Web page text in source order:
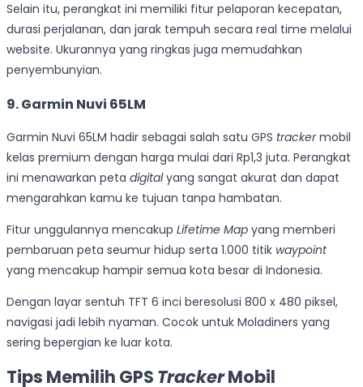
Selain itu, perangkat ini memiliki fitur pelaporan kecepatan,
durasi perjalanan, dan jarak tempuh secara real time melalui
website. Ukurannya yang ringkas juga memudahkan
penyembunyian.
9. Garmin Nuvi 65LM
Garmin Nuvi 65LM hadir sebagai salah satu GPS trackermobil
kelas premium dengan harga mulai dari Rp1,3 juta. Perangkat
ini menawarkan peta digitalyang sangat akurat dan dapat
mengarahkan kamu ke tujuan tanpa hambatan.
Fitur unggulannya mencakup Lifetime Map yang memberi
pembaruan peta seumur hidup serta 1.000 titik waypoint
yang mencakup hampir semua kota besar di Indonesia.
Dengan layar sentuh TFT 6 inci beresolusi 800 x 480 piksel,
navigasi jadi lebih nyaman. Cocok untuk Moladiners yang
sering bepergian ke luar kota.
Tips Memilih GPS TrackerMobil